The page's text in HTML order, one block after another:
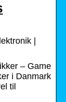
|
– Game
i Danmark
til